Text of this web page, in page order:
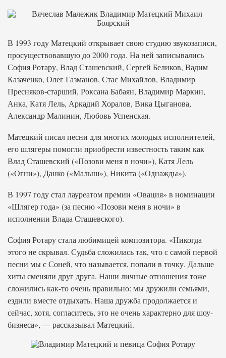
В 1993 году Матецкий открывает свою студию звукозаписи,
просуществовавшую до 2000 года. На ней записывались
София Ротару, Влад Сташевский, Сергей Беликов, Вадим
Казаченко, Олег Газманов, Стас Михайлов, Владимир
Пресняков-старший, Роксана Бабаян, Владимир Маркин,
Анка, Катя Лель, Аркадий Хоралов, Вика Цыганова,
Александр Малинин, Любовь Успенская.
Матецкий писал песни для многих молодых исполнителей,
его шлягеры помогли приобрести известность таким как
Влад Сташевский («Позови меня в ночи»), Катя Лель
(«Огни»), Данко («Малыш»), Никита («Однажды»).
В 1997 году стал лауреатом премии «Овация» в номинации
«Шлягер года» (за песню «Позови меня в ночи» в
исполнении Влада Сташевского).
София Ротару стала любимицей композитора. «Никогда
этого не скрывал. Судьба сложилась так, что с самой первой
песни мы с Соней, что называется, попали в точку. Дальше
хиты сменяли друг друга. Наши личные отношения тоже
сложились как-то очень правильно: мы дружили семьями,
ездили вместе отдыхать. Наша дружба продолжается и
сейчас, хотя, согласитесь, это не очень характерно для шоу-
бизнеса», — рассказывал Матецкий.